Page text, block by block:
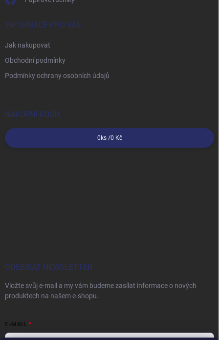
INFORMACE PRO VÁS
Jak nakupovat
Obchodní podmínky
Podmínky ochrany osobních údajů
NÁKUPNÍ KOŠÍK
0 ks /0 Kč
ODEBÍRAT NEWSLETTER
Vložte svůj e-mail a my vám budeme zasílat informace o nových
produktech na našem e-shopu.
E-MAIL